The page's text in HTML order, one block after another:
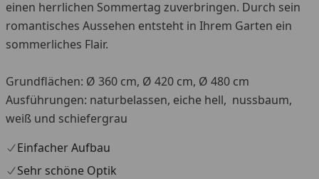
einen herrlichen Sommertag zuverbringen. Durch sein
romantisches Aussehen entsteht in Ihrem Garten ein
sommerliches Flair.
Grundflächen: Ø 360 cm, Ø 420 cm, Ø 480 cm
Ausführungen: naturbelassen, eiche hell, nussbaum,
weiß und schiefergrau
Einfacher Aufbau
Sehr schöne Optik